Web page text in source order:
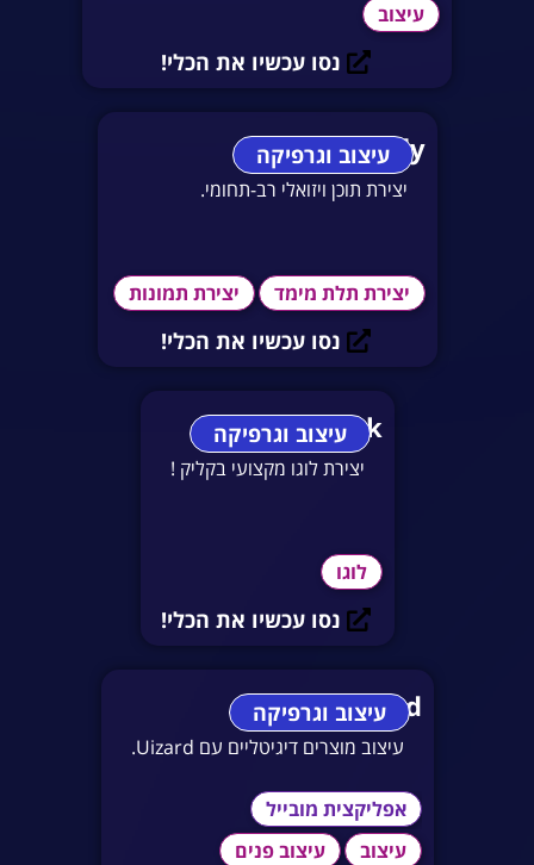
עיצוב
נסו עכשיו את הכלי!
עיצוב וגרפיקה
Adobe Firefly
יצירת תוכן ויזואלי רב-תחומי.
יצירת תלת מימד יצירת תמונות
נסו עכשיו את הכלי!
עיצוב וגרפיקה
Brandmark
יצירת לוגו מקצועי בקליק !
לוגו
נסו עכשיו את הכלי!
עיצוב וגרפיקה
Uizard
עיצוב מוצרים דיגיטליים עם Uizard.
אפליקצית מובייל
עיצוב
עיצוב פנים